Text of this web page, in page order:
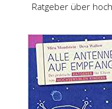
Ratgeber über